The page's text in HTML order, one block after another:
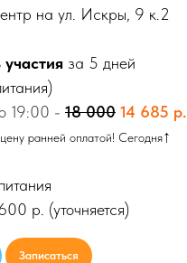
на ул. Искры, 9 к.2
за 5 дней
19:00 - 18 000 14 685 р.
ранней оплатой! Сегодня↑
р. (уточняется)
Записаться